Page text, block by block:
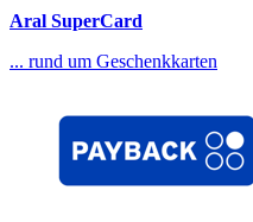
Aral SuperCard
... rund um Geschenkkarten